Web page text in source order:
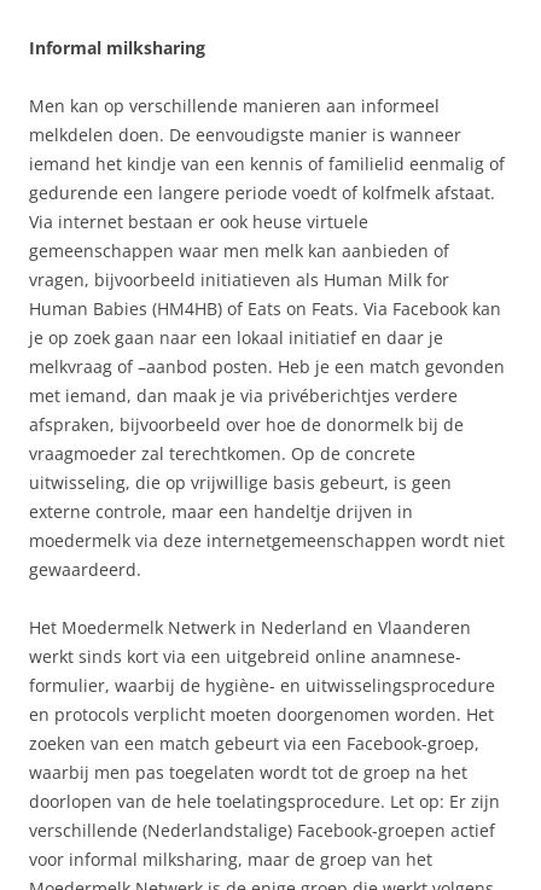
Informal milksharing
Men kan op verschillende manieren aan informeel
melkdelen doen. De eenvoudigste manier is wanneer
iemand het kindje van een kennis of familielid eenmalig of
gedurende een langere periode voedt of kolfmelk afstaat.
Via internet bestaan er ook heuse virtuele
gemeenschappen waar men melk kan aanbieden of
vragen, bijvoorbeeld initiatieven als Human Milk for
Human Babies (HM4HB) of Eats on Feats. Via Facebook kan
je op zoek gaan naar een lokaal initiatief en daar je
melkvraag of –aanbod posten. Heb je een match gevonden
met iemand, dan maak je via privéberichtjes verdere
afspraken, bijvoorbeeld over hoe de donormelk bij de
vraagmoeder zal terechtkomen. Op de concrete
uitwisseling, die op vrijwillige basis gebeurt, is geen
externe controle, maar een handeltje drijven in
moedermelk via deze internetgemeenschappen wordt niet
gewaardeerd.
Het Moedermelk Netwerk in Nederland en Vlaanderen
werkt sinds kort via een uitgebreid online anamnese-
formulier, waarbij de hygiène- en uitwisselingsprocedure
en protocols verplicht moeten doorgenomen worden. Het
zoeken van een match gebeurt via een Facebook-groep,
waarbij men pas toegelaten wordt tot de groep na het
doorlopen van de hele toelatingsprocedure. Let op: Er zijn
verschillende (Nederlandstalige) Facebook-groepen actief
voor informal milksharing, maar de groep van het